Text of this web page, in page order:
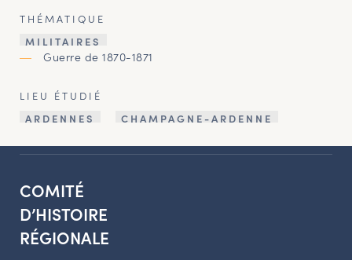
THÉMATIQUE
MILITAIRES
Guerre de 1870-1871
LIEU ÉTUDIÉ
ARDENNES
CHAMPAGNE-ARDENNE
COMITÉ
D’HISTOIRE
RÉGIONALE